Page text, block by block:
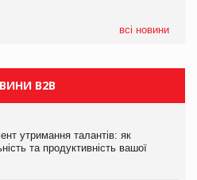
всі новини
хлібобулочні вироби на
B2B
утримання талантів: як
та продуктивність вашої